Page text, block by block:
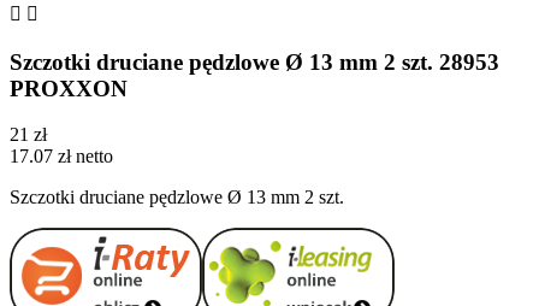
 
Szczotki druciane pędzlowe Ø 13 mm 2 szt. 28953
PROXXON
21 zł
17.07 zł netto
Szczotki druciane pędzlowe Ø 13 mm 2 szt.